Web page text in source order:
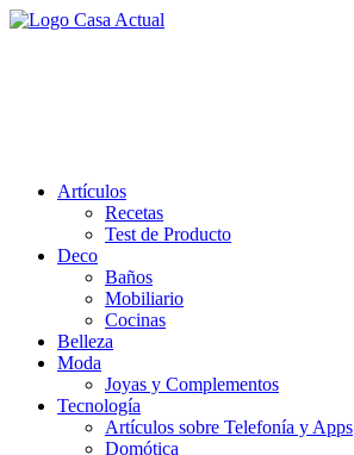
Saltar
Artículos
Recetas
Test de Producto
Deco
Baños
Mobiliario
Cocinas
Belleza
Moda
Joyas y Complementos
Tecnología
Artículos sobre Telefonía y Apps
Domótica